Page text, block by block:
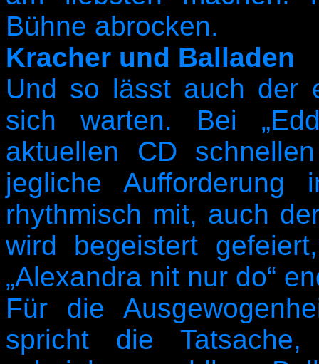
Bühne abrocken.
Kracher und Balladen
Und so lässt auch der
sich warten. Bei
aktuellen CD
jegliche
rhythmisch mit, auch
wird begeistert
„Alexandra nit nur do“
Für die
spricht die